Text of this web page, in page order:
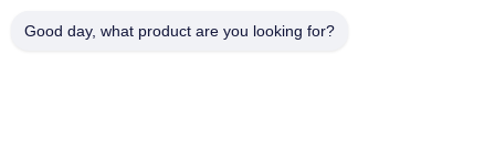
Good day, what product are you looking for?